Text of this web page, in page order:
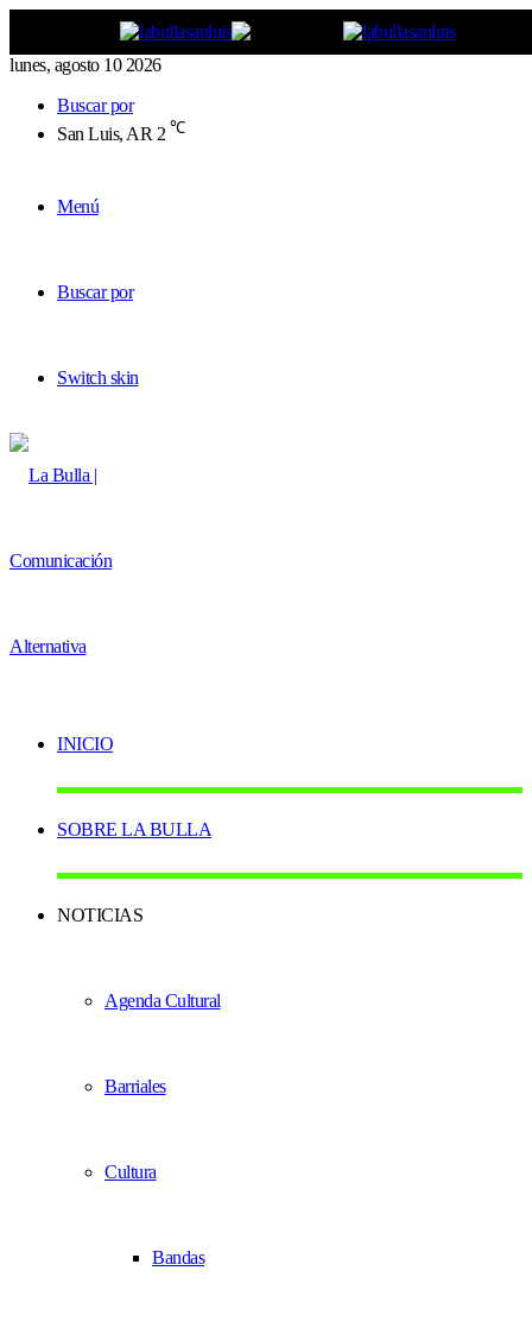
lunes, agosto 10 2026
Buscar por
San Luis, AR 2 ℃
Menú
Buscar por
Switch skin
INICIO
SOBRE LA BULLA
NOTICIAS
Agenda Cultural
Barriales
Cultura
Bandas